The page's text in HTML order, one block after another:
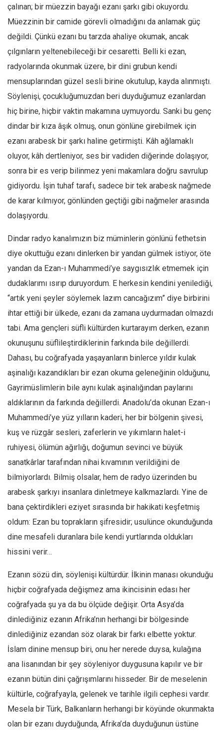
Kültür Sanat
7 soruda bu hafta
Ekonomi
Spor
Manzara
Sağlık
Gıda-Beslenme
Hayat
Türkiye
Siyaset
Asya
Afrika
Avustralya
Tarih
Düşünce
Dosyalar
çalınan; bir müezzin bayağı ezanı şarkı gibi okuyordu.
Müezzinin bir camide görevli olmadığını da anlamak güç
değildi. Çünkü ezanı bu tarzda ahaliye okumak, ancak
çılgınların yeltenebileceği bir cesaretti. Belli ki ezan,
radyolarında okunmak üzere, bir dini grubun kendi
mensuplarından güzel sesli birine okutulup, kayda alınmıştı.
Söylenişi, çocukluğumuzdan beri duyduğumuz ezanlardan
hiç birine, hiçbir vaktin makamına uymuyordu. Sanki bu genç
dindar bir kıza âşık olmuş, onun gönlüne girebilmek için
ezanı arabesk bir şarkı haline getirmişti. Kâh ağlamaklı
oluyor, kâh dertleniyor, ses bir vadiden diğerinde dolaşıyor,
sonra bir es verip bilinmez yeni makamlara doğru savrulup
gidiyordu. İşin tuhaf tarafı, sadece bir tek arabesk nağmede
de karar kılmıyor, gönlünden geçtiği gibi nağmeler arasında
dolaşıyordu.
Dindar radyo kanalımızın biz müminlerin gönlünü fethetsin
diye okuttuğu ezanı dinlerken bir yandan gülmek istiyor, öte
yandan da Ezan-ı Muhammedi’ye saygısızlık etmemek için
dudaklarımı ısırıp duruyordum. E herkesin kendini yenilediği,
“artık yeni şeyler söylemek lazım cancağızım” diye birbirini
ihtar ettiği bir ülkede, ezanı da zamana uydurmadan olmazdı
tabi. Ama gençleri süfli kültürden kurtarayım derken, ezanın
okunuşunu süflileştirdiklerinin farkında bile değillerdi.
Dahası, bu coğrafyada yaşayanların binlerce yıldır kulak
aşinalığı kazandıkları bir ezan okuma geleneğinin olduğunu,
Gayrimüslimlerin bile aynı kulak aşinalığından paylarını
aldıklarının da farkında değillerdi. Anadolu’da okunan Ezan-ı
Muhammedi’ye yüz yılların kaderi, her bir bölgenin şivesi,
kuş ve rüzgâr sesleri, zaferlerin ve yıkımların halet-i
ruhiyesi, ölümün ağırlığı, doğumun sevinci ve büyük
sanatkârlar tarafından nihai kıvamının verildiğini de
bilmiyorlardı. Bilmiş olsalar, hem de radyo üzerinden bu
arabesk şarkıyı insanlara dinletmeye kalkmazlardı. Yine de
bana çektirdikleri eziyet sırasında bir hakikati keşfetmiş
oldum: Ezan bu toprakların şifresidir; usulünce okunduğunda
dine mesafeli duranlara bile kendi yurtlarında oldukları
hissini verir…
Ezanın sözü din, söylenişi kültürdür. İlkinin manası okunduğu
hiçbir coğrafyada değişmez ama ikincisinin edası her
coğrafyada şu ya da bu ölçüde değişir. Orta Asya’da
dinlediğiniz ezanın Afrika’nın herhangi bir bölgesinde
dinlediğiniz ezandan söz olarak bir farkı elbette yoktur.
İslam dinine mensup biri, onu her nerede duysa, kulağına
ana lisanından bir şey söyleniyor duygusuna kapılır ve bir
ezanın bütün dini çağrışımlarını hisseder. Bir de meselenin
kültürle, coğrafyayla, gelenek ve tarihle ilgili cephesi vardır.
Mesela bir Türk, Balkanların herhangi bir köyünde okunmakta
olan bir ezanı duyduğunda, Afrika’da duyduğunun üstüne